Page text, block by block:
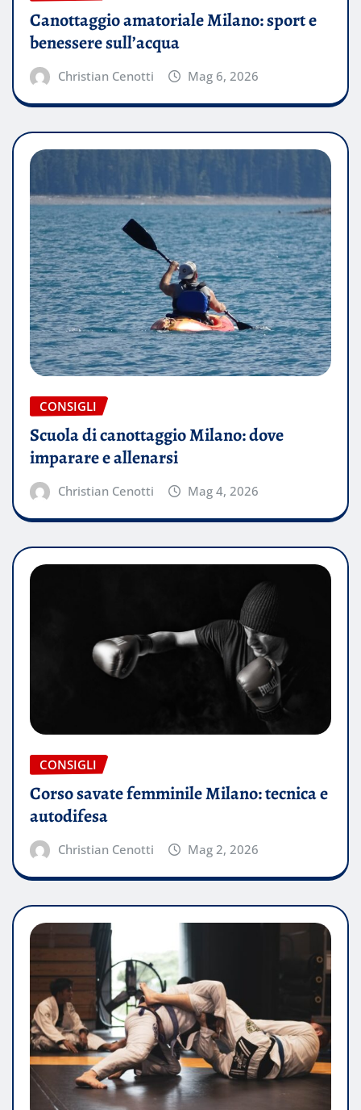
Canottaggio amatoriale Milano: sport e
benessere sull’acqua
Christian Cenotti Mag 6, 2026
CONSIGLI
Scuola di canottaggio Milano: dove
imparare e allenarsi
Christian Cenotti Mag 4, 2026
CONSIGLI
Corso savate femminile Milano: tecnica e
autodifesa
Christian Cenotti Mag 2, 2026